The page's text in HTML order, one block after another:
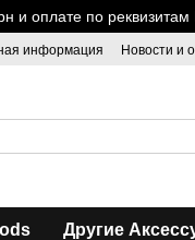
и оплате по
информация Новости и
Другие